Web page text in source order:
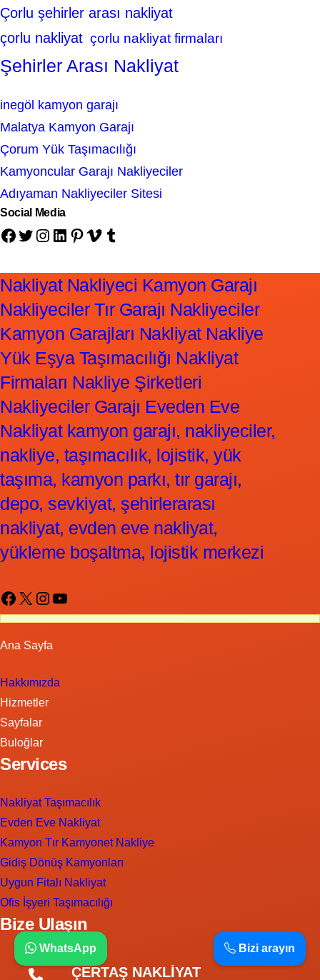
Çorlu şehirler arası nakliyat
çorlu nakliyat çorlu nakliyat firmaları
Şehirler Arası Nakliyat
inegöl kamyon garajı
Malatya Kamyon Garajı
Çorum Yük Taşımacılığı
Kamyoncular Garajı Nakliyeciler
Adıyaman Nakliyeciler Sitesi
Social Media
Facebook Twitter Instagram LinkedIn Pinterest Vimeo Tumblr
Nakliyat Nakliyeci Kamyon Garajı
Nakliyeciler Tır Garajı Nakliyeciler
Kamyon Garajları Nakliyat Nakliye
Yük Eşya Taşımacılığı Nakliyat
Firmaları Nakliye Şirketleri
Nakliyeciler Garajı Eveden Eve
Nakliyat kamyon garajı, nakliyeciler,
nakliye, taşımacılık, lojistik, yük
taşıma, kamyon parkı, tır garajı,
depo, sevkiyat, şehirlerarası
nakliyat, evden eve nakliyat,
yükleme boşaltma, lojistik merkezi
Facebook X Instagram YouTube
Ana Sayfa
Hakkımızda
Hizmetler
Sayfalar
Buloğlar
Services
Nakliyat Taşımacılık
Evden Eve Nakliyat
Kamyon Tır Kamyonet Nakliye
Gidiş Dönüş Kamyonları
Uygun Fitalı Nakliyat
Ofis İşyeri Taşımacılığı
Bize Ulaşın
ÇERTAŞ NAKLİYAT
Bizi arayın
WhatsApp